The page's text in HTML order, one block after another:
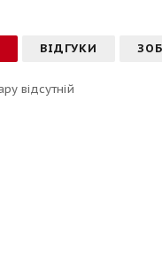
ВІДГУКИ
відсутній